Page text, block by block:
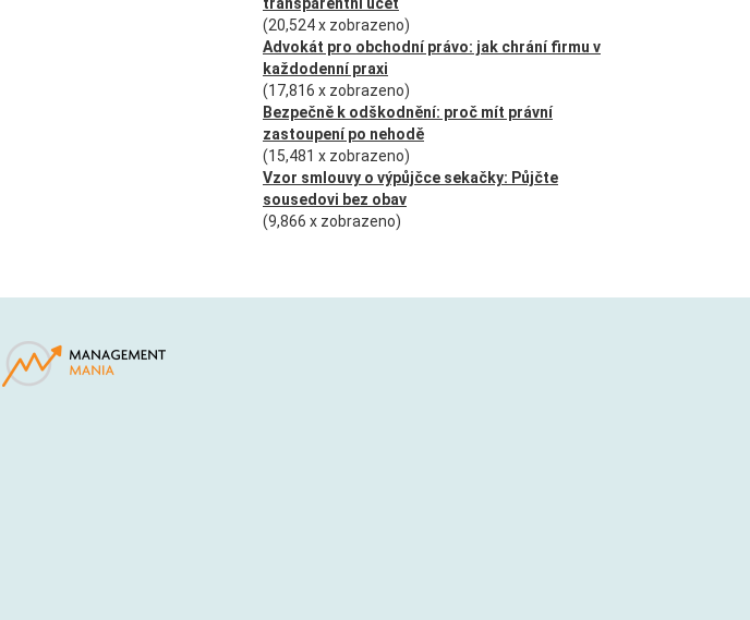
(20,524 x zobrazeno)
Advokát pro obchodní právo: jak chrání firmu v
každodenní praxi
(17,816 x zobrazeno)
Bezpečně k odškodnění: proč mít právní
zastoupení po nehodě
(15,481 x zobrazeno)
Vzor smlouvy o výpůjčce sekačky: Půjčte
sousedovi bez obav
(9,866 x zobrazeno)